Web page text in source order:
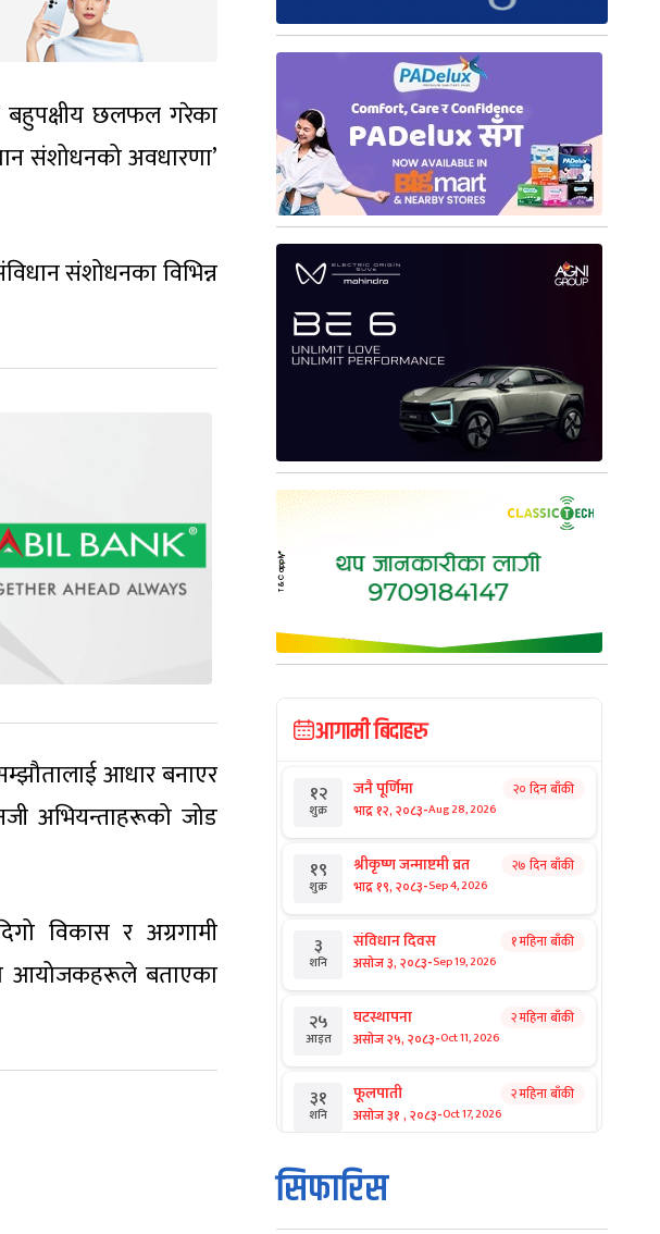
छलफल गरेका
संशोधनको अवधारणा’
संशोधनका विभिन्न
आधार बनाएर
अभियन्ताहरूको जोड
विकास र अग्रगामी
आयोजकहरूले बताएका
आगामी बिदाहरु
१२
शुक्र
जनै पूर्णिमा
भाद्र १२, २०८३-Aug 28, 2026
२० दिन बाँकी
१९
शुक्र
श्रीकृष्ण जन्माष्टमी व्रत
भाद्र १९, २०८३-Sep 4, 2026
२७ दिन बाँकी
३
शनि
संविधान दिवस
असोज ३, २०८३-Sep 19, 2026
१ महिना बाँकी
२५
आइत
घटस्थापना
असोज २५, २०८३-Oct 11, 2026
२ महिना बाँकी
३१
शनि
फूलपाती
असोज ३१ , २०८३-Oct 17, 2026
२ महिना बाँकी
१
आइत
कार्तिक सङ्क्रान्ति
कार्तिक १, २०८३
सिफारिस